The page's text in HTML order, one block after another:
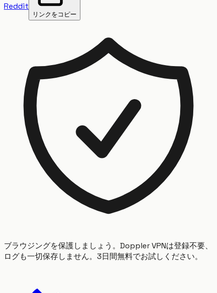
Reddit
リンクをコピー
ブラウジングを保護しましょう。Doppler VPNは登録不要、
ログも一切保存しません。3日間無料でお試しください。